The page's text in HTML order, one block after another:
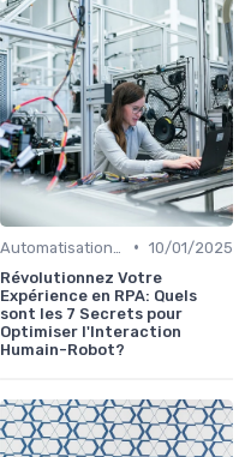
• 10/01/2025
Révolutionnez Votre
Expérience en RPA: Quels
sont les 7 Secrets pour
Optimiser l'Interaction
Humain-Robot?